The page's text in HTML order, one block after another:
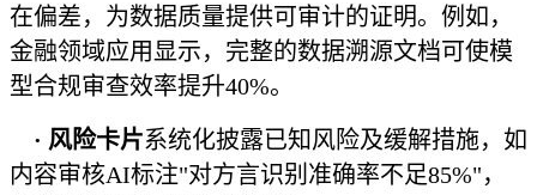
在偏差，为数据质量提供可审计的证明。例如，
金融领域应用显示，完整的数据溯源文档可使模
型合规审查效率提升40%。
· 风险卡片系统化披露已知风险及缓解措施，如
内容审核AI标注"对方言识别准确率不足85%"，